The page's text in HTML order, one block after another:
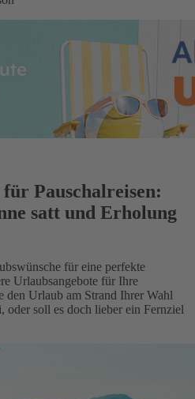
Pauschalreisen:
satt und Erholung
für eine perfekte
Urlaubsangebote für Ihre
den Urlaub am Strand Ihrer Wahl
oder soll es doch lieber ein Fernziel